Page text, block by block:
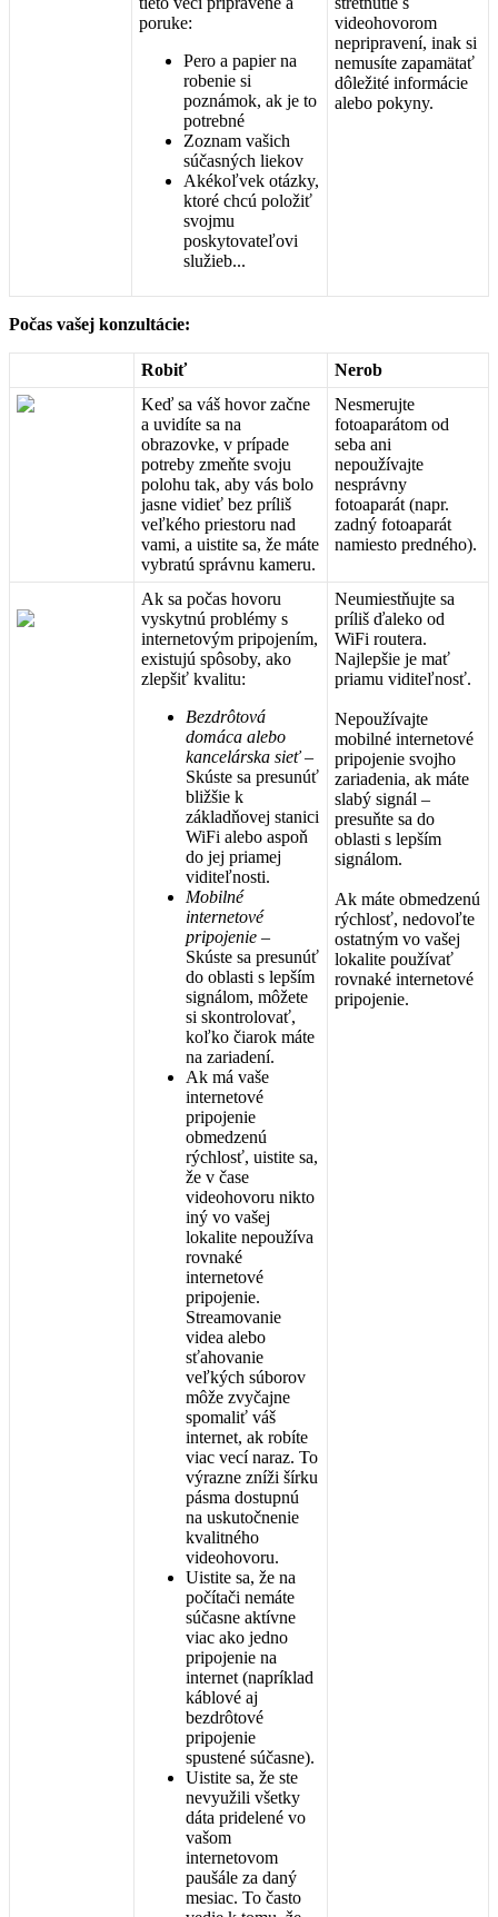
poruke:
Pero a papier na
robenie si
poznámok, ak je to
potrebné
Zoznam vašich
súčasných liekov
Akékoľvek otázky,
ktoré chcú položiť
svojmu
poskytovateľovi
služieb...
videohovorom
nepripravení, inak si
nemusíte zapamätať
dôležité informácie
alebo pokyny.
Počas vašej konzultácie:
Robiť
Nerob
Keď sa váš hovor začne
a uvidíte sa na
obrazovke, v prípade
potreby zmeňte svoju
polohu tak, aby vás bolo
jasne vidieť bez príliš
veľkého priestoru nad
vami, a uistite sa, že máte
vybratú správnu kameru.
Nesmerujte
fotoaparátom od
seba ani
nepoužívajte
nesprávny
fotoaparát (napr.
zadný fotoaparát
namiesto predného).
Ak sa počas hovoru
vyskytnú problémy s
internetovým pripojením,
existujú spôsoby, ako
zlepšiť kvalitu:
Bezdrôtová
domáca alebo
kancelárska sieť –
Skúste sa presunúť
bližšie k
základňovej stanici
WiFi alebo aspoň
do jej priamej
viditeľnosti.
Mobilné
internetové
pripojenie –
Skúste sa presunúť
do oblasti s lepším
signálom, môžete
si skontrolovať,
koľko čiarok máte
na zariadení.
Ak má vaše
internetové
pripojenie
obmedzenú
rýchlosť, uistite sa,
že v čase
videohovoru nikto
iný vo vašej
lokalite nepoužíva
rovnaké
internetové
pripojenie.
Streamovanie
videa alebo
sťahovanie
veľkých súborov
môže zvyčajne
spomaliť váš
internet, ak robíte
viac vecí naraz. To
výrazne zníži šírku
pásma dostupnú
na uskutočnenie
kvalitného
videohovoru.
Uistite sa, že na
počítači nemáte
súčasne aktívne
viac ako jedno
pripojenie na
internet (napríklad
káblové aj
bezdrôtové
pripojenie
spustené súčasne).
Uistite sa, že ste
nevyužili všetky
dáta pridelené vo
vašom
internetovom
paušále za daný
mesiac. To často
Neumiestňujte sa
príliš ďaleko od
WiFi routera.
Najlepšie je mať
priamu viditeľnosť.
Nepoužívajte
mobilné internetové
pripojenie svojho
zariadenia, ak máte
slabý signál –
presuňte sa do
oblasti s lepším
signálom.
Ak máte obmedzenú
rýchlosť, nedovoľte
ostatným vo vašej
lokalite používať
rovnaké internetové
pripojenie.